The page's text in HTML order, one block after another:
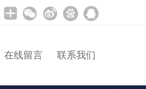
在线留言 联系我们